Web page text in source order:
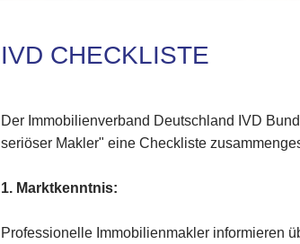
IVD CHECKLISTE
Der Immobilienverband Deutschland IVD
seriöser Makler" eine Checkliste
1. Marktkenntnis:
Professionelle Immobilienmakler informieren